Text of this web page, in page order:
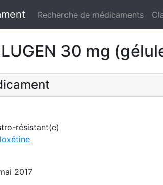
Recherche de médicaments
30 mg
résistant(e)
2017